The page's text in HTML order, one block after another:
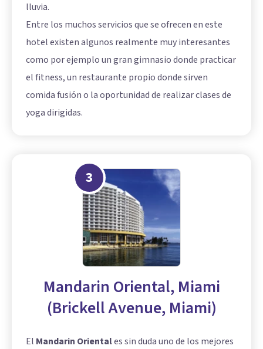
lluvia.
Entre los muchos servicios que se ofrecen en este
hotel existen algunos realmente muy interesantes
como por ejemplo un gran gimnasio donde practicar
el fitness, un restaurante propio donde sirven
comida fusión o la oportunidad de realizar clases de
yoga dirigidas.
3
Mandarin Oriental, Miami
(Brickell Avenue, Miami)
El Mandarin Orientales sin duda uno de los mejores